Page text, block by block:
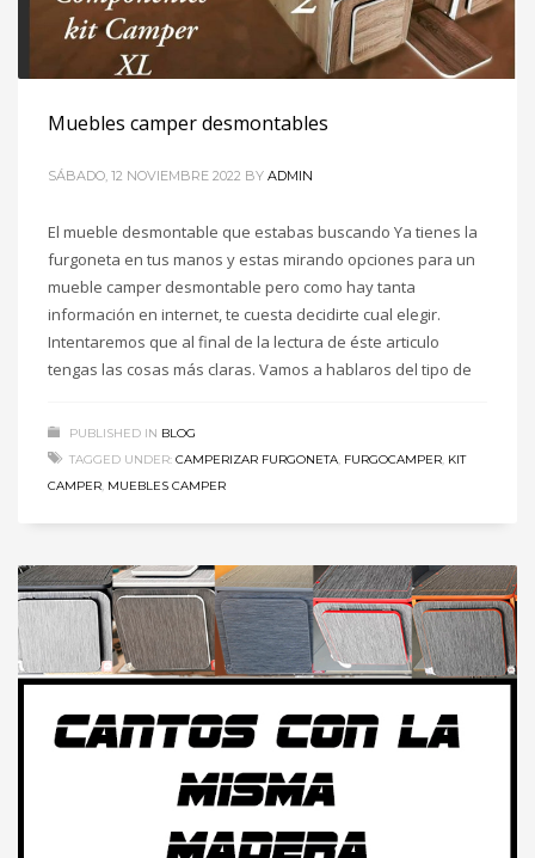
Muebles camper desmontables
SÁBADO, 12 NOVIEMBRE 2022 BY ADMIN
El mueble desmontable que estabas buscando Ya tienes la
furgoneta en tus manos y estas mirando opciones para un
mueble camper desmontable pero como hay tanta
información en internet, te cuesta decidirte cual elegir.
Intentaremos que al final de la lectura de éste articulo
tengas las cosas más claras. Vamos a hablaros del tipo de
PUBLISHED IN BLOG
TAGGED UNDER: CAMPERIZAR FURGONETA, FURGOCAMPER, KIT
CAMPER, MUEBLES CAMPER